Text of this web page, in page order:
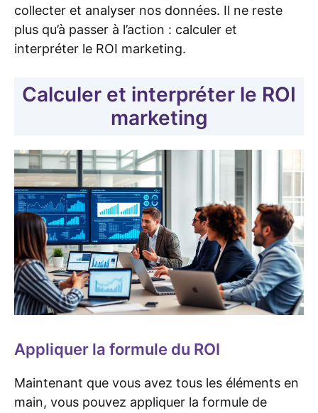
collecter et analyser nos données. Il ne reste
plus qu’à passer à l’action : calculer et
interpréter le ROI marketing.
Calculer et interpréter le ROI
marketing
Appliquer la formule du ROI
Maintenant que vous avez tous les éléments en
main, vous pouvez appliquer la formule de